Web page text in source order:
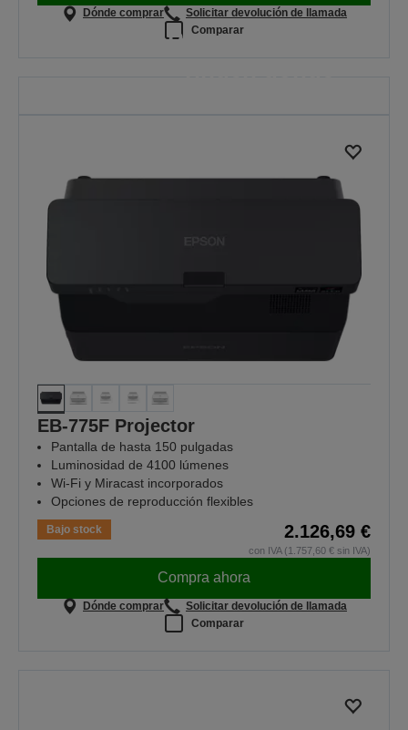
Dónde comprar
Solicitar devolución de llamada
Comparar
Proyectores que
EB-775F Projector
Pantalla de hasta 150 pulgadas
Luminosidad de 4100 lúmenes
Wi-Fi y Miracast incorporados
Opciones de reproducción flexibles
Bajo stock 2.126,69 €
con IVA (1.757,60 € sin IVA)
Compra ahora
Dónde comprar
Solicitar devolución de llamada
Comparar